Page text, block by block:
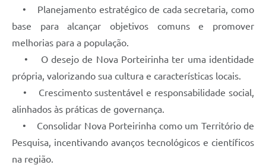
• Planejamento estratégico de cada secretaria, como
base para alcançar objetivos comuns e promover
melhorias para a população.
• O desejo de Nova Porteirinha ter uma identidade
própria, valorizando sua cultura e características locais.
• Crescimento sustentável e responsabilidade social,
alinhados às práticas de governança.
• Consolidar Nova Porteirinha como um Território de
Pesquisa, incentivando avanços tecnológicos e científicos
na região.